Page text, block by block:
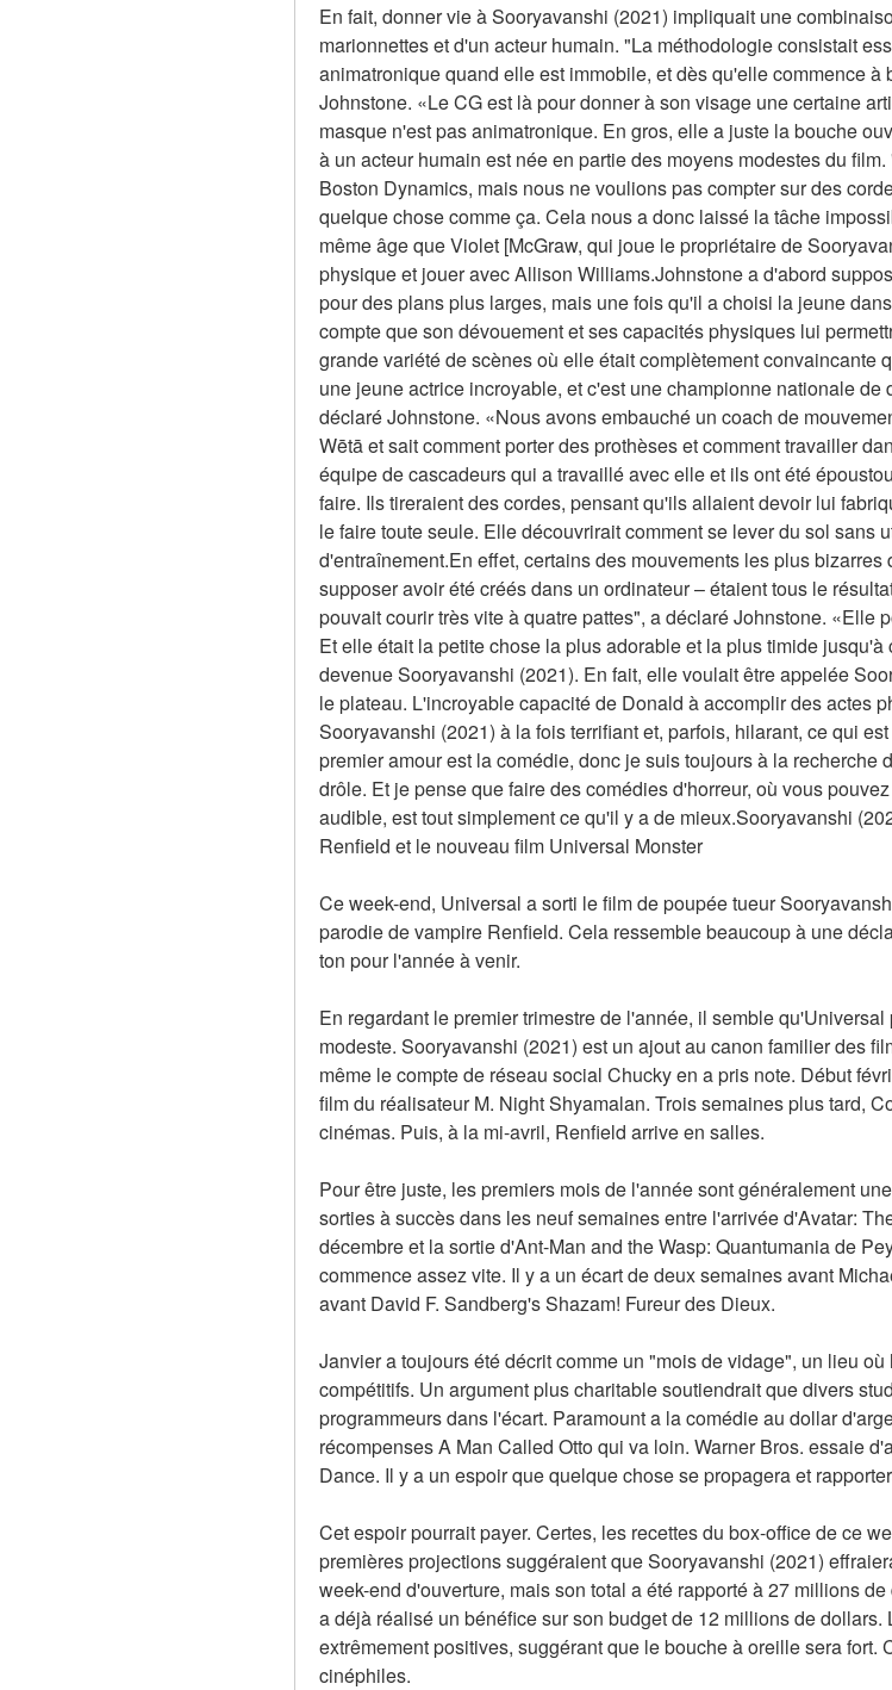
En fait, donner vie à Sooryavanshi (2021) impliquait une
marionnettes et d'un acteur humain. "La méthodologie consistait
animatronique quand elle est immobile, et dès qu'elle commence
Johnstone. «Le CG est là pour donner à son visage une certaine
masque n'est pas animatronique. En gros, elle a juste la bouche
à un acteur humain est née en partie des moyens modestes du
Boston Dynamics, mais nous ne voulions pas compter sur des
quelque chose comme ça. Cela nous a donc laissé la tâche
même âge que Violet [McGraw, qui joue le propriétaire de
physique et jouer avec Allison Williams.Johnstone a d'abord
pour des plans plus larges, mais une fois qu'il a choisi la jeune
compte que son dévouement et ses capacités physiques lui
grande variété de scènes où elle était complètement convaincante
une jeune actrice incroyable, et c'est une championne nationale
déclaré Johnstone. «Nous avons embauché un coach de
Wētā et sait comment porter des prothèses et comment travailler
équipe de cascadeurs qui a travaillé avec elle et ils ont été
faire. Ils tireraient des cordes, pensant qu'ils allaient devoir lui
le faire toute seule. Elle découvrirait comment se lever du sol sans
d'entraînement.En effet, certains des mouvements les plus
supposer avoir été créés dans un ordinateur – étaient tous le
pouvait courir très vite à quatre pattes", a déclaré Johnstone. «Elle
Et elle était la petite chose la plus adorable et la plus timide
devenue Sooryavanshi (2021). En fait, elle voulait être appelée
le plateau. L'incroyable capacité de Donald à accomplir des actes
Sooryavanshi (2021) à la fois terrifiant et, parfois, hilarant, ce qui
premier amour est la comédie, donc je suis toujours à la recherche
drôle. Et je pense que faire des comédies d'horreur, où vous
audible, est tout simplement ce qu'il y a de mieux.Sooryavanshi
Renfield et le nouveau film Universal Monster
Ce week-end, Universal a sorti le film de poupée tueur
parodie de vampire Renfield. Cela ressemble beaucoup à une
ton pour l'année à venir.
En regardant le premier trimestre de l'année, il semble
modeste. Sooryavanshi (2021) est un ajout au canon familier des
même le compte de réseau social Chucky en a pris note. Début
film du réalisateur M. Night Shyamalan. Trois semaines plus tard,
cinémas. Puis, à la mi-avril, Renfield arrive en salles.
Pour être juste, les premiers mois de l'année sont généralement
sorties à succès dans les neuf semaines entre l'arrivée d'Avatar:
décembre et la sortie d'Ant-Man and the Wasp: Quantumania de
commence assez vite. Il y a un écart de deux semaines avant
avant David F. Sandberg's Shazam! Fureur des Dieux.
Janvier a toujours été décrit comme un "mois de vidage", un lieu
compétitifs. Un argument plus charitable soutiendrait que divers
programmeurs dans l'écart. Paramount a la comédie au dollar
récompenses A Man Called Otto qui va loin. Warner Bros. essaie
Dance. Il y a un espoir que quelque chose se propagera et
Cet espoir pourrait payer. Certes, les recettes du box-office de ce
premières projections suggéraient que Sooryavanshi (2021)
week-end d'ouverture, mais son total a été rapporté à 27 millions
a déjà réalisé un bénéfice sur son budget de 12 millions de
extrêmement positives, suggérant que le bouche à oreille sera fort.
cinéphiles.